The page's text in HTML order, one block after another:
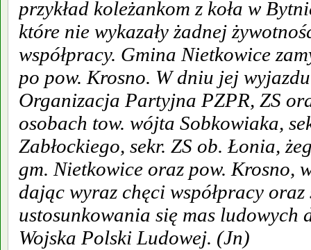
przykład koleżankom z koła w
które nie wykazały żadnej
współpracy. Gmina Nietkowice
po pow. Krosno. W dniu jej
Organizacja Partyjna PZPR, ZS
osobach tow. wójta Sobkowiaka,
Zabłockiego, sekr. ZS ob. Łonia,
gm. Nietkowice oraz pow. Krosno,
dając wyraz chęci współpracy oraz
ustosunkowania się mas ludowych
Wojska Polski Ludowej. (Jn)